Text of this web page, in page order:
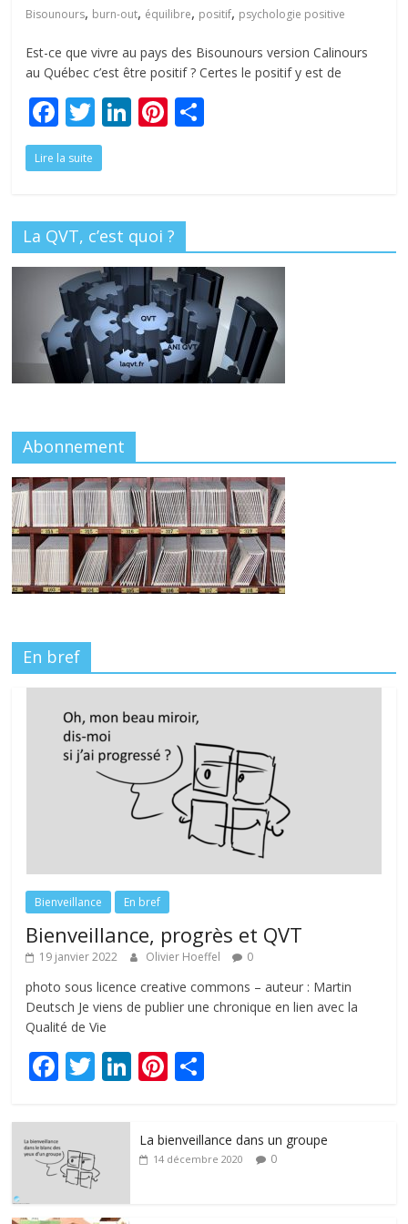
Bisounours, burn-out, équilibre, positif, psychologie positive
Est-ce que vivre au pays des Bisounours version Calinours
au Québec c’est être positif ? Certes le positif y est de
F
ac
e
o
o
k
T
w
itt
Li
dI
n
Pi
st
Lire la suite
La QVT, c’est quoi ?
Abonnement
En bref
Bienveillance En bref
Bienveillance, progrès et QVT
19 janvier 2022 Olivier Hoeffel 0
photo sous licence creative commons – auteur : Martin
Deutsch Je viens de publier une chronique en lien avec la
Qualité de Vie
F
e
b
o
o
T
itt
er
Li
e
Pi
e g
La bienveillance dans un groupe
14 décembre 2020 0